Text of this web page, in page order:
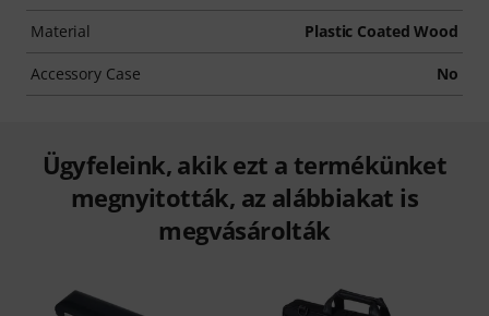
Material Plastic Coated Wood
Accessory Case No
Ügyfeleink, akik ezt a termékünket
megnyitották, az alábbiakat is
megvásárolták